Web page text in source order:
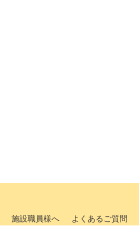
施設職員様へ よくあるご質問